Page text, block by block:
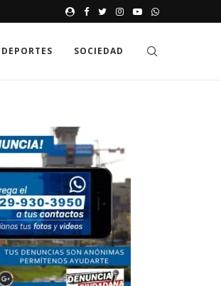
JAK GDZIE MOŻNA
DEPORTES SOCIEDAD